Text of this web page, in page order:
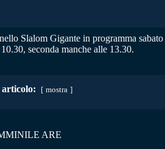
Slalom Gigante in programma sabato
seconda manche alle 13.30.
articolo: mostra
ARE